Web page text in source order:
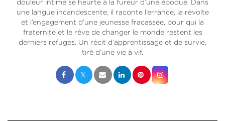
douleur intime se heurte à la fureur d’une époque. Dans
une langue incandescente, il raconte l’errance, la révolte
et l’engagement d’une jeunesse fracassée, pour qui la
fraternité et le rêve de changer le monde restent les
derniers refuges. Un récit d’apprentissage et de survie,
tiré d’une vie à vif.